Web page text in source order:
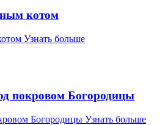
котом
Узнать больше
покровом Богородицы
Богородицы Узнать больше